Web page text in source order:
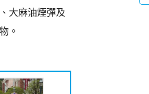
大麻油煙彈及
。